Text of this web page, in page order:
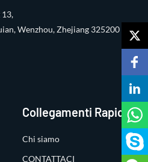
Wenzhou, Zhejiang 325200
Collegamenti Rapidi
Chi siamo
CONTATTACI